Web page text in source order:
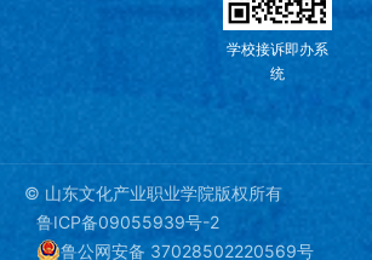
学校接诉即办系
统
© 山东文化产业职业学院版权所有
鲁ICP备09055939号-2
鲁公网安备 37028502220569号